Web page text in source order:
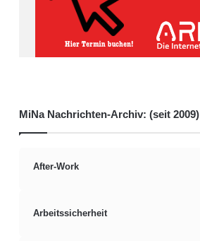
MiNa Nachrichten-Archiv: (seit 2009)
After-Work
Arbeitssicherheit